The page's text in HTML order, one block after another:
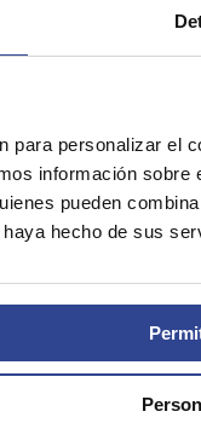
para personalizar el
información
pueden
hecho de sus